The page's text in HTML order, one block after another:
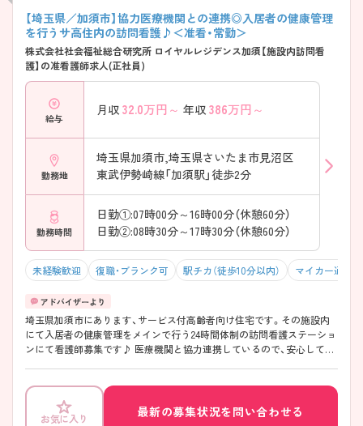
【埼玉県／加須市】協力医療機関との連携◎入居者の健康管理
を行うサ高住内の訪問看護♪＜准看・常勤＞
株式会社社会福祉総合研究所 ロイヤルレジデンス加須【施設内訪問看
護】の准看護師求人(正社員)
給与
月収 32.0万円～ 年収 386万円～
勤務地
埼玉県加須市,埼玉県さいたま市見沼区
東武伊勢崎線「加須駅」徒歩2分
勤務時間
日勤①:07時00分～16時00分（休憩60分）
日勤②:08時30分～17時30分（休憩60分）
未経験歓迎 復職・ブランク可 駅チカ（徒歩10分以内） マイカー通勤
埼玉県加須市にあります、サービス付高齢者向け住宅です。その施設内
にて入居者の健康管理をメインで行う24時間体制の訪問看護ステーショ
ンにて看護師募集です♪ 医療機関と協力連携しているので、安心してご
ど、さらに詳細をお話いたしますので、お気軽にお問い合わせ下さい。
お気に入り
最新の募集状況を問い合わせる